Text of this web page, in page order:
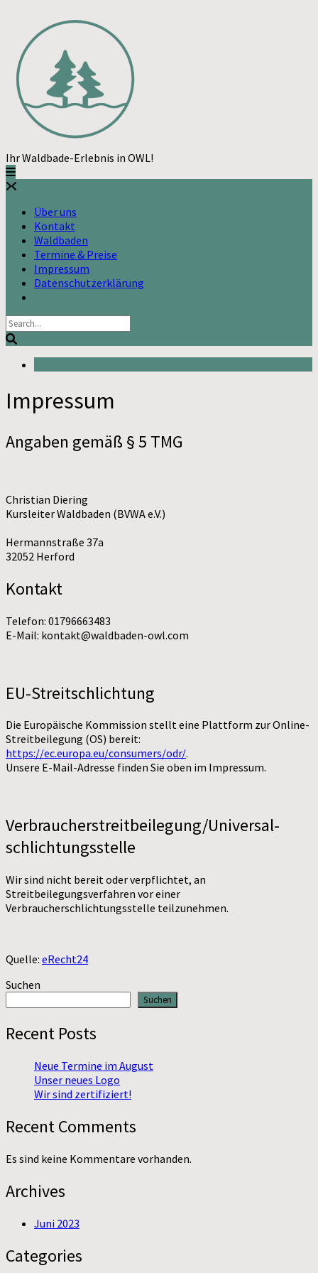
content
Ihr Waldbade-Erlebnis in OWL!
Über uns
Kontakt
Waldbaden
Termine & Preise
Impressum
Datenschutzerklärung
Impressum
Angaben gemäß § 5 TMG
Christian Diering
Kursleiter Waldbaden (BVWA e.V.)
Hermannstraße 37a
32052 Herford
Kontakt
Telefon: 01796663483
E-Mail: kontakt@waldbaden-owl.com
EU-Streitschlichtung
Die Europäische Kommission stellt eine Plattform zur Online-
Streitbeilegung (OS) bereit:
https://ec.europa.eu/consumers/odr/.
Unsere E-Mail-Adresse finden Sie oben im Impressum.
Verbraucher­streit­beilegung/Universal­
schlichtungs­stelle
Wir sind nicht bereit oder verpflichtet, an
Streitbeilegungsverfahren vor einer
Verbraucherschlichtungsstelle teilzunehmen.
Quelle: eRecht24
Suchen
Suchen
Recent Posts
Neue Termine im August
Unser neues Logo
Wir sind zertifiziert!
Recent Comments
Es sind keine Kommentare vorhanden.
Archives
Juni 2023
Categories